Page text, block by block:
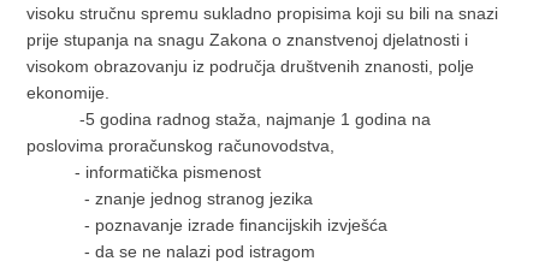
visoku stručnu spremu sukladno propisima koji su bili na snazi
prije stupanja na snagu Zakona o znanstvenoj djelatnosti i
visokom obrazovanju iz područja društvenih znanosti, polje
ekonomije.
-5 godina radnog staža, najmanje 1 godina na
poslovima proračunskog računovodstva,
- informatička pismenost
- znanje jednog stranog jezika
- poznavanje izrade financijskih izvješća
- da se ne nalazi pod istragom